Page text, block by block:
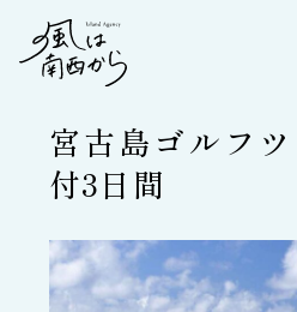
宮古島ゴルフ
付3日間